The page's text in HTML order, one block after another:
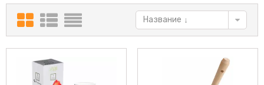
Название